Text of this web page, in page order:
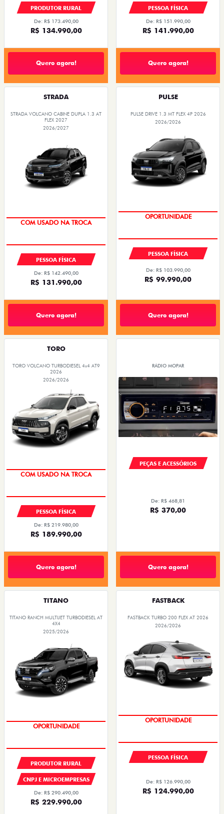
PRODUTOR RURAL
De: R$ 173.490,00
R$ 134.990,00
Quero agora!
PESSOA FÍSICA
De: R$ 151.990,00
R$ 141.990,00
Quero agora!
STRADA
STRADA VOLCANO CABINE DUPLA 1.3 AT
FLEX 2027
2026/2027
COM USADO NA TROCA
PESSOA FÍSICA
De: R$ 142.490,00
R$ 131.990,00
Quero agora!
PULSE
PULSE DRIVE 1.3 MT FLEX 4P 2026
2026/2026
OPORTUNIDADE
PESSOA FÍSICA
De: R$ 103.990,00
R$ 99.990,00
Quero agora!
TORO
TORO VOLCANO TURBODIESEL 4x4 AT9
2026
2026/2026
COM USADO NA TROCA
PESSOA FÍSICA
De: R$ 219.980,00
R$ 189.990,00
Quero agora!
RÁDIO MOPAR
PEÇAS E ACESSÓRIOS
De: R$ 468,81
R$ 370,00
Quero agora!
TITANO
TITANO RANCH MULTIJET TURBODIESEL AT
4X4
2025/2026
OPORTUNIDADE
PRODUTOR RURAL
CNPJ E MICROEMPRESAS
De: R$ 290.490,00
R$ 229.990,00
FASTBACK
FASTBACK TURBO 200 FLEX AT 2026
2026/2026
OPORTUNIDADE
PESSOA FÍSICA
De: R$ 126.990,00
R$ 124.990,00